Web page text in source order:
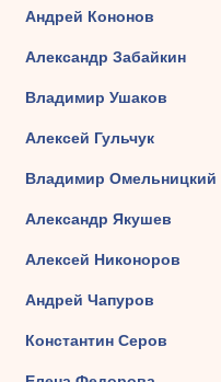
Андрей Кононов
Александр Забайкин
Владимир Ушаков
Алексей Гульчук
Владимир Омельницкий
Александр Якушев
Алексей Никоноров
Андрей Чапуров
Константин Серов